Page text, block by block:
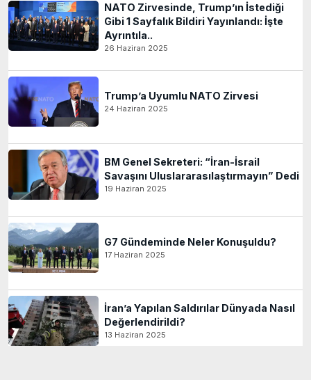
NATO Zirvesinde, Trump’ın İstediği
Gibi 1 Sayfalık Bildiri Yayınlandı: İşte
Ayrıntıla..
26 Haziran 2025
Trump’a Uyumlu NATO Zirvesi
24 Haziran 2025
BM Genel Sekreteri: “İran-İsrail
Savaşını Uluslararasılaştırmayın” Dedi
19 Haziran 2025
G7 Gündeminde Neler Konuşuldu?
17 Haziran 2025
İran’a Yapılan Saldırılar Dünyada Nasıl
Değerlendirildi?
13 Haziran 2025